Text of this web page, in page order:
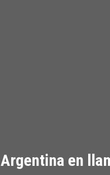
Argentina en